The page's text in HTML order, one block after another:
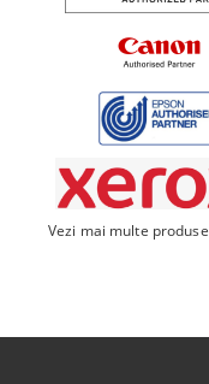
Vezi mai multe produse